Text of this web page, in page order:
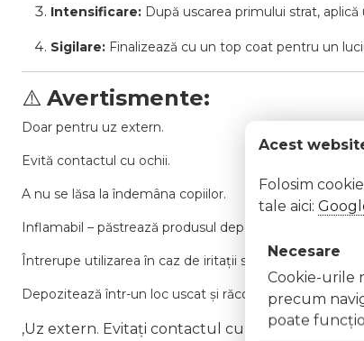
Intensificare: După uscarea primului strat,
Sigilare: Finalizează cu un top coat pentru un
⚠️ Avertismente:
Doar pentru uz extern.
Evită contactul cu ochii.
A nu se lăsa la îndemâna copiilor.
Inflamabil – păstrează produsul departe de surse de
Întrerupe utilizarea în caz de iritații sau reacții neplăcute.
Depozitează într-un loc uscat și răcoros, ferit de
,Uz extern. Evitați contactul cu ochii. În caz de
Acest
Folosim
tale aici:
Necesare
Cookie-urile
precum
poate